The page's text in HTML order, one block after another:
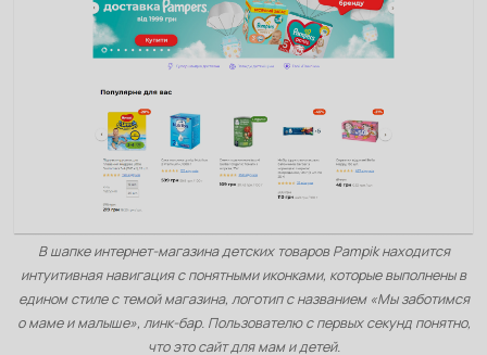
В шапке интернет-магазина детских товаров Pampik находится
интуитивная навигация с понятными иконками, которые выполнены в
едином стиле с темой магазина, логотип с названием «Мы заботимся
о маме и малыше», линк-бар. Пользователю с первых секунд понятно,
что это сайт для мам и детей.